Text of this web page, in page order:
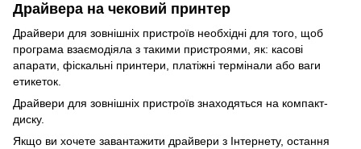
Драйвера на чековий принтер
Драйвери для зовнішніх пристроїв необхідні для того, щоб
програма взаємодіяла з такими пристроями, як: касові
апарати, фіскальні принтери, платіжні термінали або ваги
етикеток.
Драйвери для зовнішніх пристроїв знаходяться на компакт-
диску.
Якщо ви хочете завантажити драйвери з Інтернету, остання